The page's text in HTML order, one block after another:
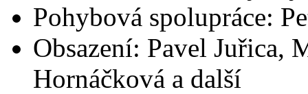
Pohybová spolupráce:
Obsazení: Pavel Juřica,
Hornáčková a další